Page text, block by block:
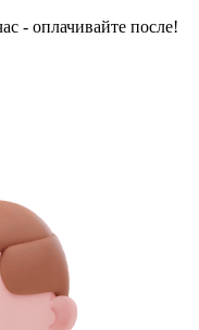
- оплачивайте после!